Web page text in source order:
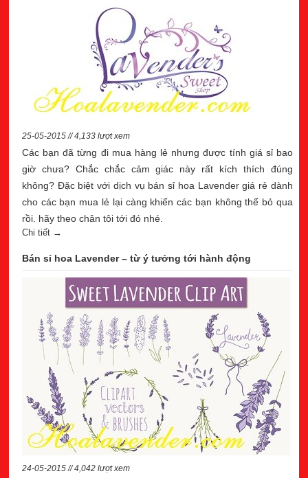
25-05-2015 // 4,133 lượt xem
Các bạn đã từng đi mua hàng lẻ nhưng được tính giá sỉ bao
giờ chưa? Chắc chắc cảm giác này rất kích thích đúng
không? Đặc biệt với dịch vụ bán sỉ hoa Lavender giá rẻ dành
cho các bạn mua lẻ lại càng khiến các bạn không thể bỏ qua
rồi. hãy theo chân tôi tới đó nhé.
Chi tiết →
Bán sỉ hoa Lavender – từ ý tưởng tới hành động
24-05-2015 // 4,042 lượt xem